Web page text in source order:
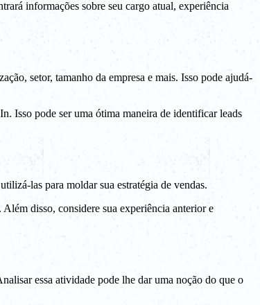
informações sobre seu cargo atual, experiência
setor, tamanho da empresa e mais. Isso pode ajudá-
Isso pode ser uma ótima maneira de identificar leads
las para moldar sua estratégia de vendas.
disso, considere sua experiência anterior e
essa atividade pode lhe dar uma noção do que o